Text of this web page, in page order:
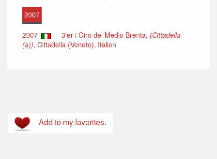
2007
2007 3'er i Giro del Medio Brenta, (Cittadella
(a)), Cittadella (Veneto), Italien
Add to my favorites.